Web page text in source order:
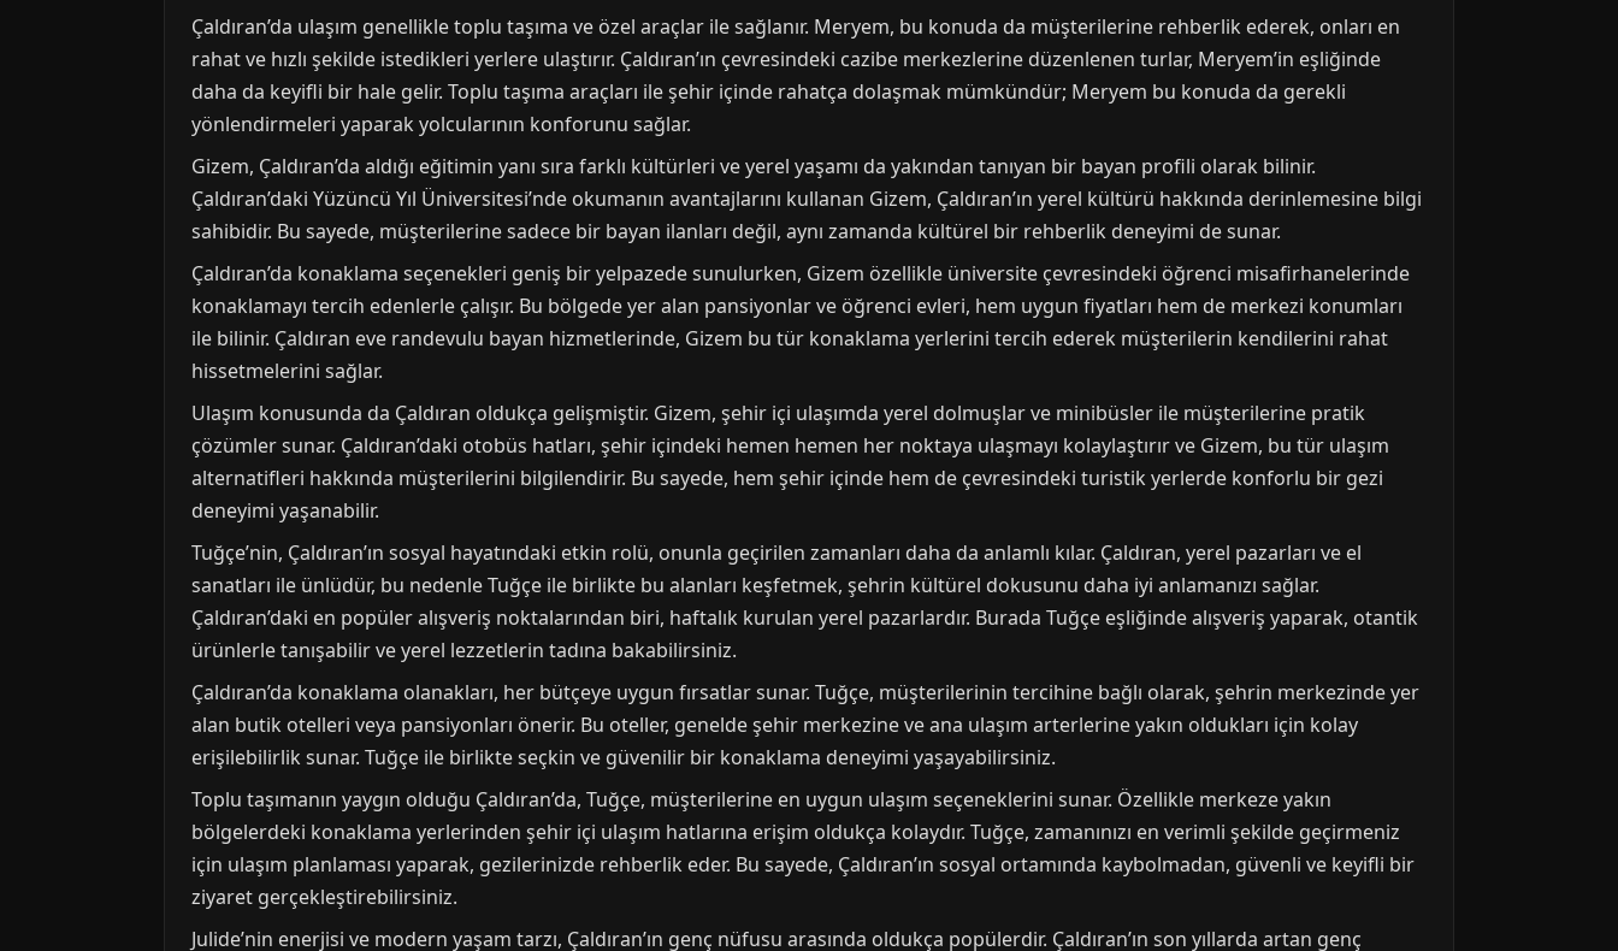
Çaldıran’da ulaşım genellikle toplu taşıma ve özel araçlar ile sağlanır. Meryem, bu konuda da müşterilerine rehberlik ederek, onları en
rahat ve hızlı şekilde istedikleri yerlere ulaştırır. Çaldıran’ın çevresindeki cazibe merkezlerine düzenlenen turlar, Meryem’in eşliğinde
daha da keyifli bir hale gelir. Toplu taşıma araçları ile şehir içinde rahatça dolaşmak mümkündür; Meryem bu konuda da gerekli
yönlendirmeleri yaparak yolcularının konforunu sağlar.
Gizem, Çaldıran’da aldığı eğitimin yanı sıra farklı kültürleri ve yerel yaşamı da yakından tanıyan bir bayan profili olarak bilinir.
Çaldıran’daki Yüzüncü Yıl Üniversitesi’nde okumanın avantajlarını kullanan Gizem, Çaldıran’ın yerel kültürü hakkında derinlemesine bilgi
sahibidir. Bu sayede, müşterilerine sadece bir bayan ilanları değil, aynı zamanda kültürel bir rehberlik deneyimi de sunar.
Çaldıran’da konaklama seçenekleri geniş bir yelpazede sunulurken, Gizem özellikle üniversite çevresindeki öğrenci misafirhanelerinde
konaklamayı tercih edenlerle çalışır. Bu bölgede yer alan pansiyonlar ve öğrenci evleri, hem uygun fiyatları hem de merkezi konumları
ile bilinir. Çaldıran eve randevulu bayan hizmetlerinde, Gizem bu tür konaklama yerlerini tercih ederek müşterilerin kendilerini rahat
hissetmelerini sağlar.
Ulaşım konusunda da Çaldıran oldukça gelişmiştir. Gizem, şehir içi ulaşımda yerel dolmuşlar ve minibüsler ile müşterilerine pratik
çözümler sunar. Çaldıran’daki otobüs hatları, şehir içindeki hemen hemen her noktaya ulaşmayı kolaylaştırır ve Gizem, bu tür ulaşım
alternatifleri hakkında müşterilerini bilgilendirir. Bu sayede, hem şehir içinde hem de çevresindeki turistik yerlerde konforlu bir gezi
deneyimi yaşanabilir.
Tuğçe’nin, Çaldıran’ın sosyal hayatındaki etkin rolü, onunla geçirilen zamanları daha da anlamlı kılar. Çaldıran, yerel pazarları ve el
sanatları ile ünlüdür, bu nedenle Tuğçe ile birlikte bu alanları keşfetmek, şehrin kültürel dokusunu daha iyi anlamanızı sağlar.
Çaldıran’daki en popüler alışveriş noktalarından biri, haftalık kurulan yerel pazarlardır. Burada Tuğçe eşliğinde alışveriş yaparak, otantik
ürünlerle tanışabilir ve yerel lezzetlerin tadına bakabilirsiniz.
Çaldıran’da konaklama olanakları, her bütçeye uygun fırsatlar sunar. Tuğçe, müşterilerinin tercihine bağlı olarak, şehrin merkezinde yer
alan butik otelleri veya pansiyonları önerir. Bu oteller, genelde şehir merkezine ve ana ulaşım arterlerine yakın oldukları için kolay
erişilebilirlik sunar. Tuğçe ile birlikte seçkin ve güvenilir bir konaklama deneyimi yaşayabilirsiniz.
Toplu taşımanın yaygın olduğu Çaldıran’da, Tuğçe, müşterilerine en uygun ulaşım seçeneklerini sunar. Özellikle merkeze yakın
bölgelerdeki konaklama yerlerinden şehir içi ulaşım hatlarına erişim oldukça kolaydır. Tuğçe, zamanınızı en verimli şekilde geçirmeniz
için ulaşım planlaması yaparak, gezilerinizde rehberlik eder. Bu sayede, Çaldıran’ın sosyal ortamında kaybolmadan, güvenli ve keyifli bir
ziyaret gerçekleştirebilirsiniz.
Julide’nin enerjisi ve modern yaşam tarzı, Çaldıran’ın genç nüfusu arasında oldukça popülerdir. Çaldıran’ın son yıllarda artan genç